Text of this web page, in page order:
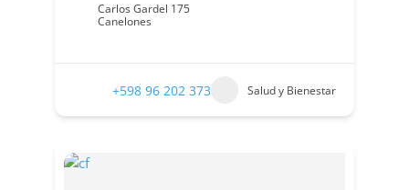
Carlos Gardel 175
Canelones
+598 96 202 373 Salud y Bienestar